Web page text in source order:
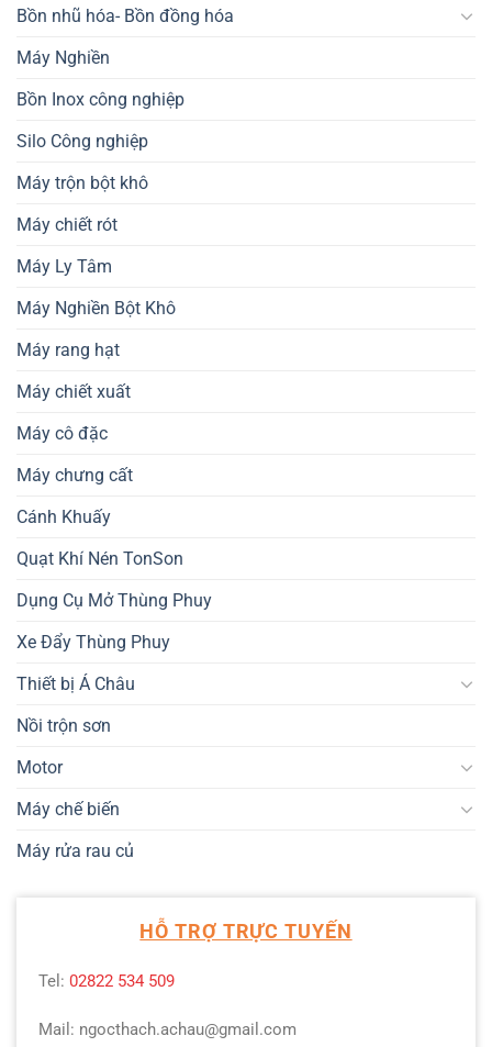
Bồn nhũ hóa- Bồn đồng hóa
Máy Nghiền
Bồn Inox công nghiệp
Silo Công nghiệp
Máy trộn bột khô
Máy chiết rót
Máy Ly Tâm
Máy Nghiền Bột Khô
Máy rang hạt
Máy chiết xuất
Máy cô đặc
Máy chưng cất
Cánh Khuấy
Quạt Khí Nén TonSon
Dụng Cụ Mở Thùng Phuy
Xe Đẩy Thùng Phuy
Thiết bị Á Châu
Nồi trộn sơn
Motor
Máy chế biến
Máy rửa rau củ
HỖ TRỢ TRỰC TUYẾN
Tel: 02822 534 509
Mail: ngocthach.achau@gmail.com